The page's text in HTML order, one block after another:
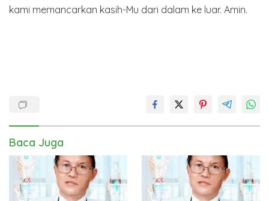
kami memancarkan kasih-Mu dari dalam ke luar. Amin.
Baca Juga